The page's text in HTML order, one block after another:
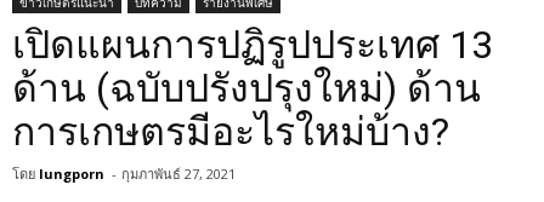
เปิดแผนการปฏิรูปประเทศ 13
ด้าน (ฉบับปรังปรุงใหม่) ด้าน
การเกษตรมีอะไรใหม่บ้าง?
โดย lungporn - กุมภาพันธ์ 27, 2021